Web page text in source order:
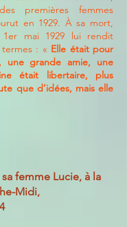
premières femmes
en 1929. À sa mort,
mai 1929 lui rendit
: « Elle était pour
une grande amie, une
était libertaire, plus
que d’idées, mais elle
femme Lucie, à la
Midi,